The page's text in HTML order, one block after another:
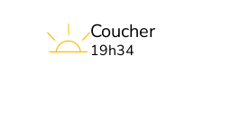
Coucher
19h34